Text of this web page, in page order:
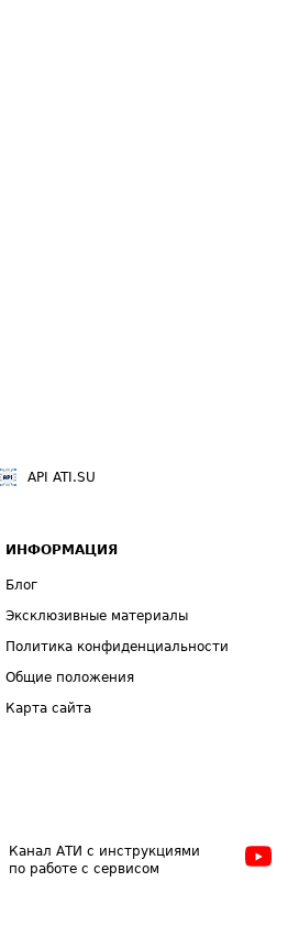
API ATI.SU
ИНФОРМАЦИЯ
Блог
Эксклюзивные материалы
Политика конфиденциальности
Общие положения
Карта сайта
Канал АТИ с инструкциями
по работе с сервисом